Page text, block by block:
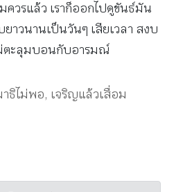
วรแล้ว เราก็ออกไปดูขันธ์มัน
าวนานเป็นวันๆ เสียเวลา สงบ
ตะลุมบอนกับอารมณ์
ธิไม่พอ, เจริญแล้วเสื่อม